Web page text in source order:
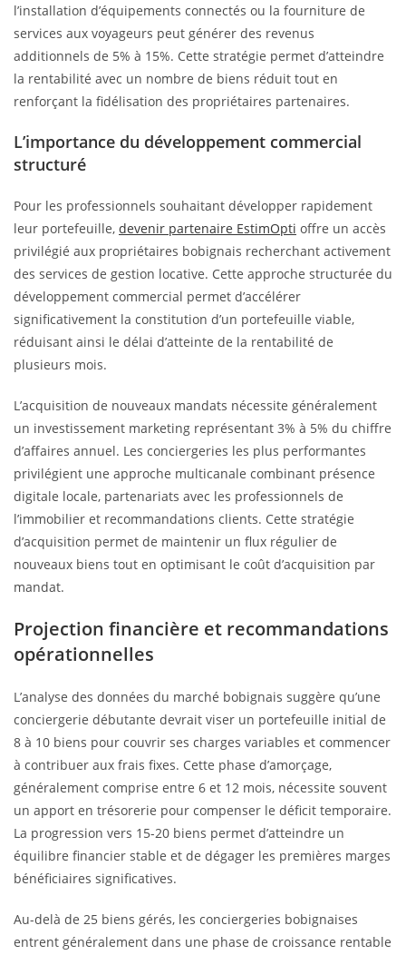
l’installation d’équipements connectés ou la fourniture de
services aux voyageurs peut générer des revenus
additionnels de 5% à 15%. Cette stratégie permet d’atteindre
la rentabilité avec un nombre de biens réduit tout en
renforçant la fidélisation des propriétaires partenaires.
L’importance du développement commercial
structuré
Pour les professionnels souhaitant développer rapidement
leur portefeuille, devenir partenaire EstimOpti offre un accès
privilégié aux propriétaires bobignais recherchant activement
des services de gestion locative. Cette approche structurée du
développement commercial permet d’accélérer
significativement la constitution d’un portefeuille viable,
réduisant ainsi le délai d’atteinte de la rentabilité de
plusieurs mois.
L’acquisition de nouveaux mandats nécessite généralement
un investissement marketing représentant 3% à 5% du chiffre
d’affaires annuel. Les conciergeries les plus performantes
privilégient une approche multicanale combinant présence
digitale locale, partenariats avec les professionnels de
l’immobilier et recommandations clients. Cette stratégie
d’acquisition permet de maintenir un flux régulier de
nouveaux biens tout en optimisant le coût d’acquisition par
mandat.
Projection financière et recommandations
opérationnelles
L’analyse des données du marché bobignais suggère qu’une
conciergerie débutante devrait viser un portefeuille initial de
8 à 10 biens pour couvrir ses charges variables et commencer
à contribuer aux frais fixes. Cette phase d’amorçage,
généralement comprise entre 6 et 12 mois, nécessite souvent
un apport en trésorerie pour compenser le déficit temporaire.
La progression vers 15-20 biens permet d’atteindre un
équilibre financier stable et de dégager les premières marges
bénéficiaires significatives.
Au-delà de 25 biens gérés, les conciergeries bobignaises
entrent généralement dans une phase de croissance rentable